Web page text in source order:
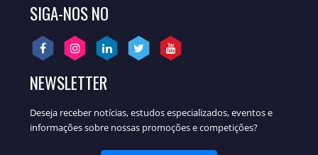
SIGA-NOS NO
NEWSLETTER
Deseja receber notícias, estudos especializados, eventos e
informações sobre nossas promoções e competições?